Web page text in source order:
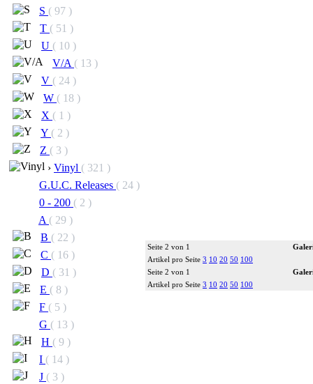
S ( 97 )
T ( 51 )
U ( 10 )
V/A ( 13 )
V ( 24 )
W ( 18 )
X ( 1 )
Y ( 2 )
Z ( 3 )
› Vinyl ( 321 )
G.U.C. Releases ( 24 )
0 - 200 ( 2 )
A ( 29 )
B ( 22 )
C ( 16 )
D ( 31 )
E ( 8 )
F ( 5 )
G ( 13 )
H ( 9 )
I ( 14 )
J ( 3 )
Seite 2 von 1
Artikel pro Seite 3 10 20 50 100
Seite 2 von 1
Artikel pro Seite 3 10 20 50 100